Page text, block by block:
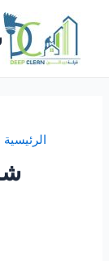
الرئيسية